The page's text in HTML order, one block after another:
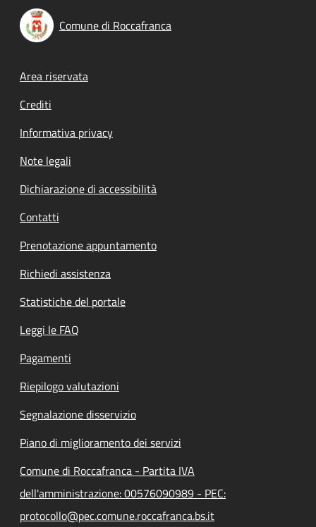
Comune di Roccafranca
Footer menu
Area riservata
Crediti
Informativa privacy
Note legali
Dichiarazione di accessibilità
Contatti
Prenotazione appuntamento
Richiedi assistenza
Statistiche del portale
Leggi le FAQ
Pagamenti
Riepilogo valutazioni
Segnalazione disservizio
Piano di miglioramento dei servizi
Comune di Roccafranca - Partita IVA
dell'amministrazione: 00576090989 - PEC:
protocollo@pec.comune.roccafranca.bs.it